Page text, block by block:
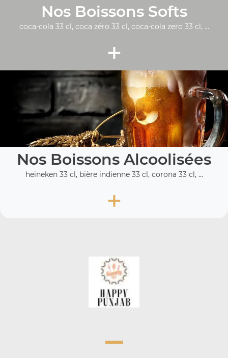
Nos Boissons Softs
coca-cola 33 cl, coca zéro 33 cl, coca-cola zero 33 cl, ...
+
Nos Boissons Alcoolisées
heineken 33 cl, bière indienne 33 cl, corona 33 cl, ...
+